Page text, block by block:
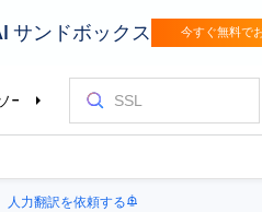
人力翻訳を依頼する